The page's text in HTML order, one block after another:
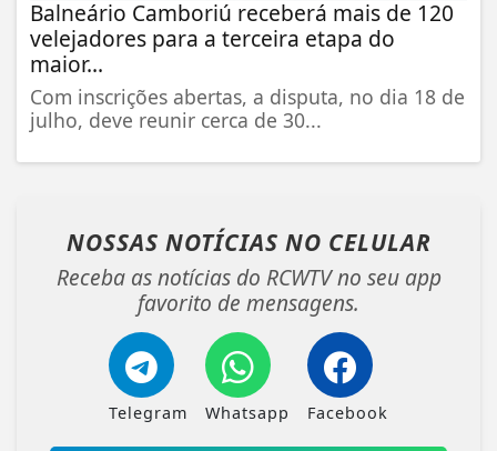
Balneário Camboriú receberá mais de 120
velejadores para a terceira etapa do
maior...
Com inscrições abertas, a disputa, no dia 18 de
julho, deve reunir cerca de 30...
NOSSAS NOTÍCIAS NO CELULAR
Receba as notícias do RCWTV no seu app
favorito de mensagens.
Telegram Whatsapp Facebook